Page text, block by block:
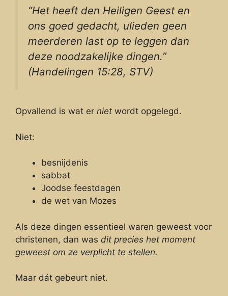
“Het heeft den Heiligen Geest en
ons goed gedacht, ulieden geen
meerderen last op te leggen dan
deze noodzakelijke dingen.”
(Handelingen 15:28, STV)
Opvallend is wat er niet wordt opgelegd.
Niet:
besnijdenis
sabbat
Joodse feestdagen
de wet van Mozes
Als deze dingen essentieel waren geweest voor
christenen, dan was dit precies het moment
geweest om ze verplicht te stellen.
Maar dát gebeurt niet.